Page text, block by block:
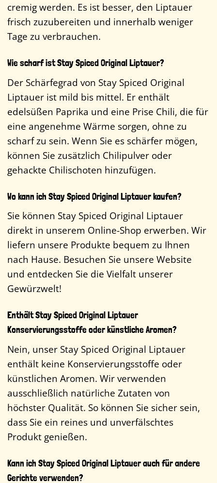
cremig werden. Es ist besser, den Liptauer
frisch zuzubereiten und innerhalb weniger
Tage zu verbrauchen.
Wie scharf ist Stay Spiced Original Liptauer?
Der Schärfegrad von Stay Spiced Original
Liptauer ist mild bis mittel. Er enthält
edelsüßen Paprika und eine Prise Chili, die für
eine angenehme Wärme sorgen, ohne zu
scharf zu sein. Wenn Sie es schärfer mögen,
können Sie zusätzlich Chilipulver oder
gehackte Chilischoten hinzufügen.
Wo kann ich Stay Spiced Original Liptauer kaufen?
Sie können Stay Spiced Original Liptauer
direkt in unserem Online-Shop erwerben. Wir
liefern unsere Produkte bequem zu Ihnen
nach Hause. Besuchen Sie unsere Website
und entdecken Sie die Vielfalt unserer
Gewürzwelt!
Enthält Stay Spiced Original Liptauer
Konservierungsstoffe oder künstliche Aromen?
Nein, unser Stay Spiced Original Liptauer
enthält keine Konservierungsstoffe oder
künstlichen Aromen. Wir verwenden
ausschließlich natürliche Zutaten von
höchster Qualität. So können Sie sicher sein,
dass Sie ein reines und unverfälschtes
Produkt genießen.
Kann ich Stay Spiced Original Liptauer auch für andere
Gerichte verwenden?